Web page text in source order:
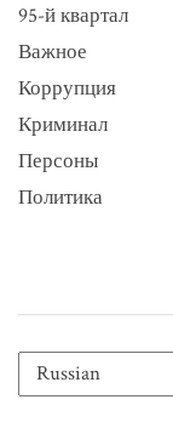
95-й квартал
Важное
Коррупция
Криминал
Персоны
Политика